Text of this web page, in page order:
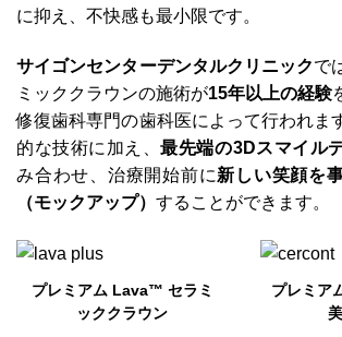
に抑え、不快感も最小限です。
サイゴンセンターデンタルクリニックで
ミッククラウンの施術が15年以上の経験
修復歯科専門の歯科医によって行われま
的な技術に加え、最先端の3Dスマイル
み合わせ、治療開始前に新しい笑顔を
（モックアップ） することができます。
プレミアム Lava™ セラミ
ッククラウン
プレミア